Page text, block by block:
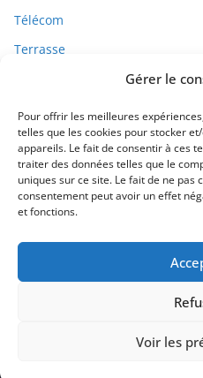
Gérer le
Pour offrir les meilleures
telles que les cookies pour stocker
appareils. Le fait de consentir à ces
traiter des données telles que le
uniques sur ce site. Le fait de ne pas
consentement peut avoir un effet
et fonctions.
Voir les
Télécom
Terrasse